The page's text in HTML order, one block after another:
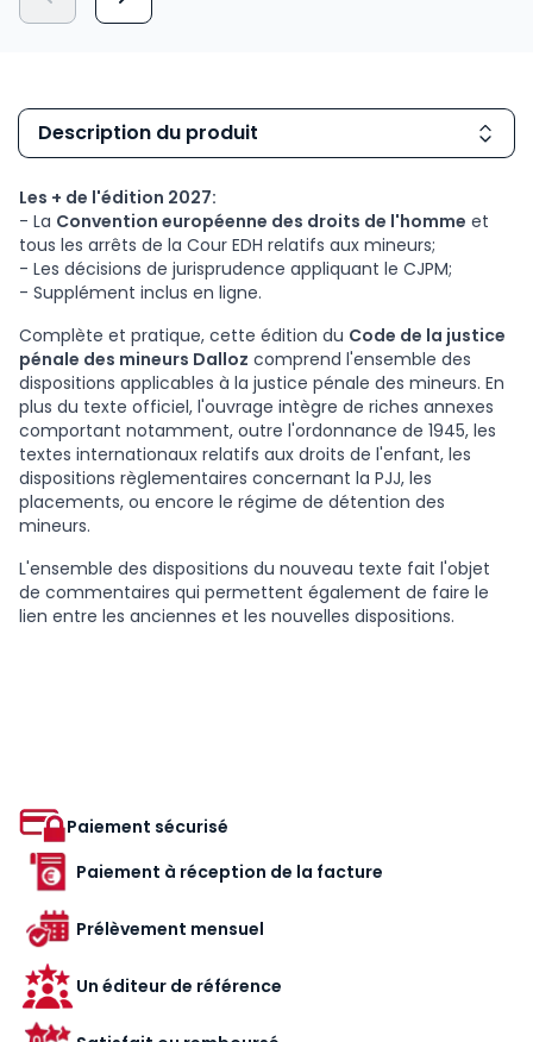
Description du produit
Les + de l'édition 2027:
- La Convention européenne des droits de l'homme et
tous les arrêts de la Cour EDH relatifs aux mineurs;
- Les décisions de jurisprudence appliquant le CJPM;
- Supplément inclus en ligne.
Complète et pratique, cette édition du Code de la justice
pénale des mineurs Dalloz comprend l'ensemble des
dispositions applicables à la justice pénale des mineurs. En
plus du texte officiel, l'ouvrage intègre de riches annexes
comportant notamment, outre l'ordonnance de 1945, les
textes internationaux relatifs aux droits de l'enfant, les
dispositions règlementaires concernant la PJJ, les
placements, ou encore le régime de détention des
mineurs.
L'ensemble des dispositions du nouveau texte fait l'objet
de commentaires qui permettent également de faire le
lien entre les anciennes et les nouvelles dispositions.
Paiement sécurisé
Paiement à réception de la facture
Prélèvement mensuel
Un éditeur de référence